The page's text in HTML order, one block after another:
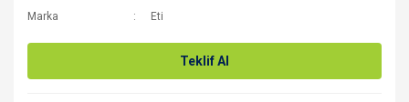
Marka
Eti
Teklif Al